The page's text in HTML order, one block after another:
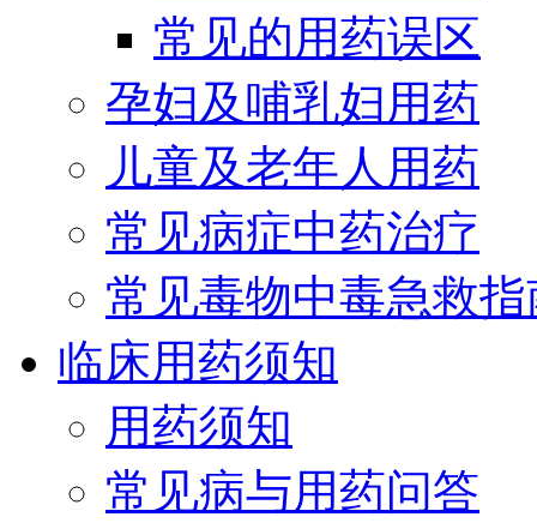
常见的用药误区
孕妇及哺乳妇用药
儿童及老年人用药
常见病症中药治疗
常见毒物中毒急救指
临床用药须知
用药须知
常见病与用药问答